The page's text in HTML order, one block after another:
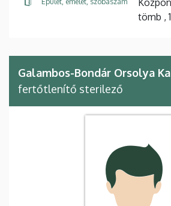
tömb ,
Galambos-Bondár Orsolya
fertőtlenítő sterilező